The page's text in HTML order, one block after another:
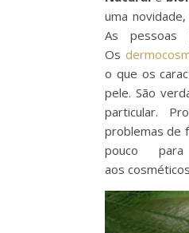
uma
As pessoas
Os
o que os
pele. São
particular.
problemas de
pouco
aos